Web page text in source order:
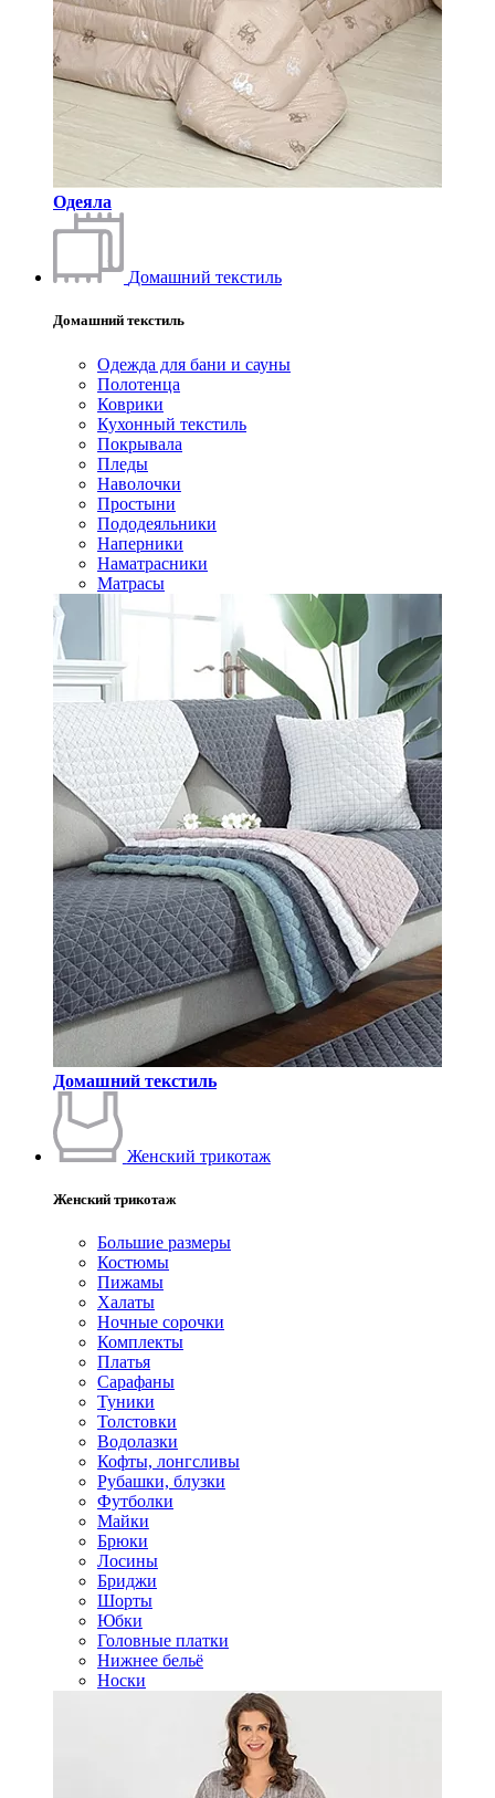
Одеяла
Домашний текстиль
Домашний текстиль
Одежда для бани и сауны
Полотенца
Коврики
Кухонный текстиль
Покрывала
Пледы
Наволочки
Простыни
Пододеяльники
Наперники
Наматрасники
Матрасы
Домашний текстиль
Женский трикотаж
Женский трикотаж
Большие размеры
Костюмы
Пижамы
Халаты
Ночные сорочки
Комплекты
Платья
Сарафаны
Туники
Толстовки
Водолазки
Кофты, лонгсливы
Рубашки, блузки
Футболки
Майки
Брюки
Лосины
Бриджи
Шорты
Юбки
Головные платки
Нижнее бельё
Носки